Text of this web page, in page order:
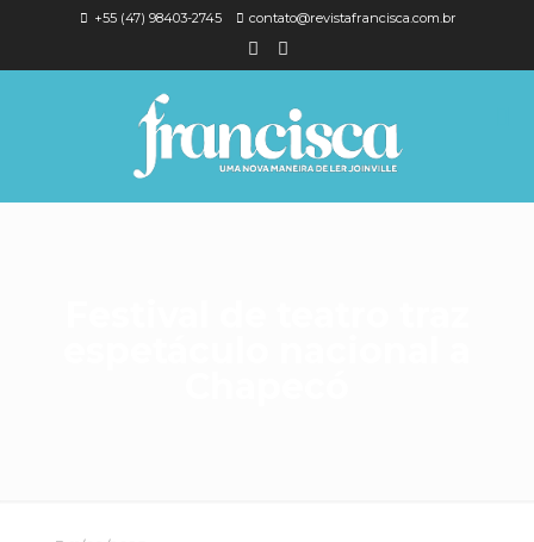
+55 (47) 98403-2745 contato@revistafrancisca.com.br